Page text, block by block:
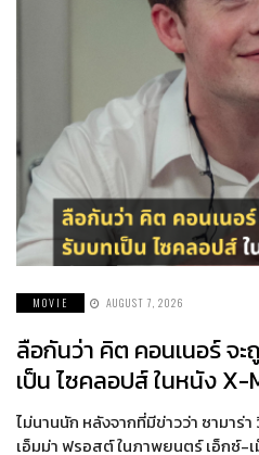
MOVIE AUGUST 7, 2026
ลือกันว่า คิต คอนเนอร์ จ
เป็น ไซคลอปส์ ในหนัง X-
ไม่นานนัก หลังจากที่มีข่าวว่า ซามาร่
เอ็มม่า ฟรอสต์ ในภาพยนตร์ เอ็กซ์-